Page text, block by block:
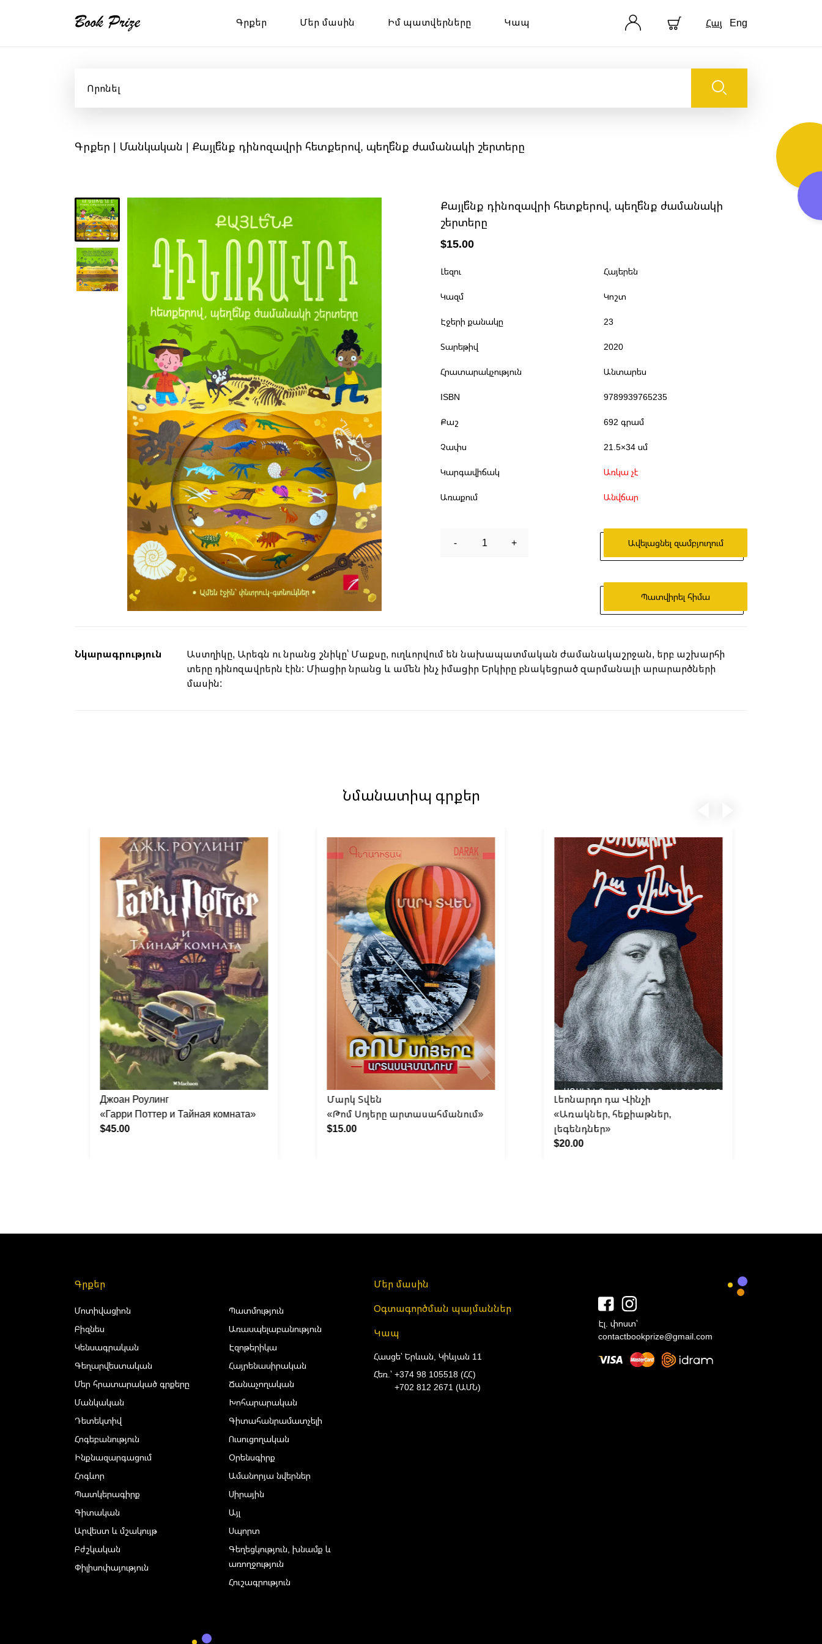
Գրքեր Մեր մասին Իմ պատվերները Կապ Հայ Eng
Գրքեր | Մանկական | Քայլե՞նք դինոզավրի հետքերով, պեղե՞նք ժամանակի շերտերը
Քայլե՞նք դինոզավրի հետքերով, պեղե՞նք ժամանակի
շերտերը
$15.00
Լեզու Հայերեն
Կազմ Կոշտ
Էջերի քանակը 23
Տարեթիվ 2020
Հրատարակչություն Անտարես
ISBN 9789939765235
Քաշ 692 գրամ
Չափս 21.5×34 սմ
Կարգավիճակ Առկա չէ
Առաքում Անվճար
- 1 + Ավելացնել զամբյուղում
Պատվիրել հիմա
Նկարագրություն
Աստղիկը, Արեգն ու նրանց շնիկը՝ Մաքսը, ուղևորվում են նախապատմական ժամանակաշրջան, երբ աշխարհի
տերը դինոզավրերն էին: Միացիր նրանց և ամեն ինչ իմացիր Երկիրը բնակեցրած զարմանալի արարարծների
մասին:
Նմանատիպ գրքեր
Джоан Роулинг
«Гарри Поттер и Тайная комната»
$45.00
Մարկ Տվեն
«Թոմ Սոյերը արտասահմանում»
$15.00
Լեոնարդո դա Վինչի
«Առակներ, հեքիաթներ,
լեգենդներ»
$20.00
Գրքեր
Մոտիվացիոն
Բիզնես
Կենսագրական
Գեղարվեստական
Մեր հրատարակած գրքերը
Մանկական
Դետեկտիվ
Հոգեբանություն
Ինքնազարգացում
Հոգևոր
Պատկերագիրք
Գիտական
Արվեստ և մշակույթ
Բժշկական
Փիլիսոփայություն
Պատմություն
Առասպելաբանություն
Էզոթերիկա
Հայրենասիրական
Ճանաչողական
Խոհարարական
Գիտահանրամատչելի
Ուսուցողական
Օրենսգիրք
Ամանորյա նվերներ
Սիրային
Այլ
Սպորտ
Գեղեցկություն, խնամք և
առողջություն
Հուշագրություն
Մեր մասին
Օգտագործման պայմաններ
Կապ
Հասցե՝ Երևան, Կիևյան 11
Հեռ.՝+374 98 105518 (ՀՀ)
+702 812 2671 (ԱՄՆ)
Էլ. փոստ՝
contactbookprize@gmail.com